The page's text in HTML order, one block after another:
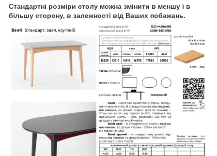
Стандартні розміри столу можна змінити в меншу і в
більшу сторону, в залежності від Ваших побажань.